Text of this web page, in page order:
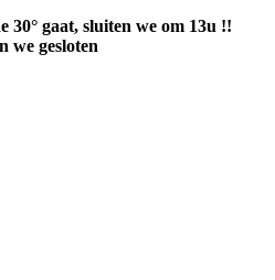
30° gaat, sluiten we om 13u !!
we gesloten